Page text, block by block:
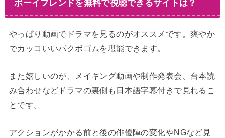
ボーイフレンドを無料で視聴できるサイトは？
やっぱり動画でドラマを見るのがオススメです。爽やか
でカッコいいパクボゴムを堪能できます。
また嬉しいのが、メイキング動画や制作発表会、台本読
み合わせなどドラマの裏側も日本語字幕付きで見れるこ
とです。
アクションがかかる前と後の俳優陣の変化やNGなど見